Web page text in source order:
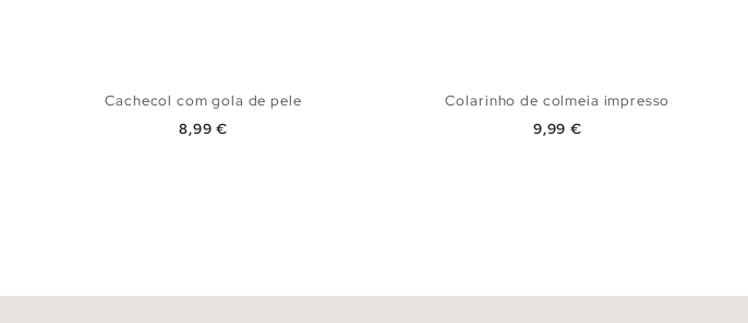
Cachecol com gola de pele
Preço
8,99 €
Colarinho de colmeia impresso
Preço
9,99 €